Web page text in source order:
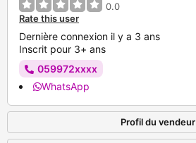
0.0
Rate this user
Dernière connexion il y a 3 ans
Inscrit pour 3+ ans
059972xxxx
WhatsApp
Profil du vendeur